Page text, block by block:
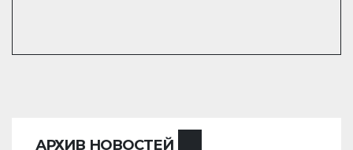
АРХИВ НОВОСТЕЙ